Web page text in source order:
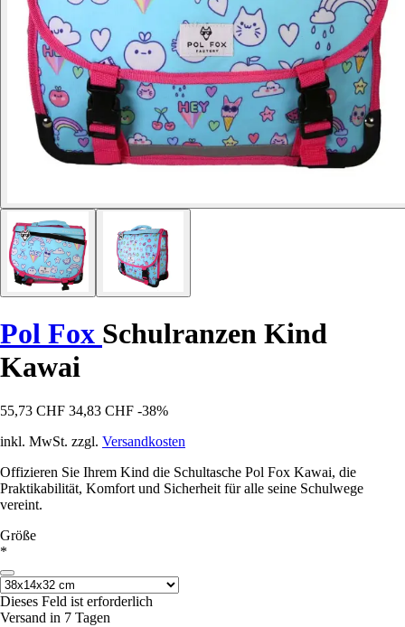
Pol Fox Schulranzen Kind
Kawai
55,73 CHF 34,83 CHF -38%
inkl. MwSt. zzgl. Versandkosten
Offizieren Sie Ihrem Kind die Schultasche Pol Fox Kawai, die
Praktikabilität, Komfort und Sicherheit für alle seine Schulwege
vereint.
Größe
*
Dieses Feld ist erforderlich
Versand in 7 Tagen